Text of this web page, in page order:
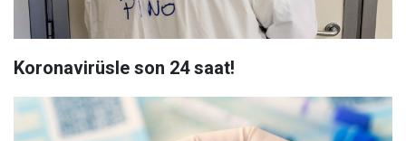
Koronavirüsle son 24 saat!